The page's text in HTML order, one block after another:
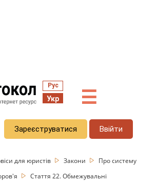
Рус
Укр ☰
Зареєструватися Ввійти
для юристів Закони
Про систему
Стаття 22. Обмежувальні